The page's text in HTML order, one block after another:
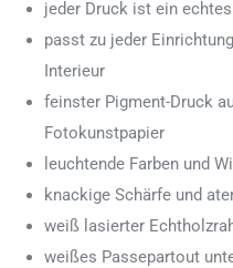
jeder Druck ist ein
passt zu jeder
Interieur
feinster Pigment-Druck
Fotokunstpapier
leuchtende Farben und
knackige Schärfe und
weiß lasierter
weißes Passepartout